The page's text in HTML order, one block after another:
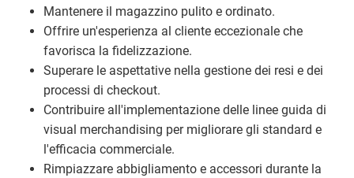
Mantenere il magazzino pulito e ordinato.
Offrire un'esperienza al cliente eccezionale che
favorisca la fidelizzazione.
Superare le aspettative nella gestione dei resi e dei
processi di checkout.
Contribuire all'implementazione delle linee guida di
visual merchandising per migliorare gli standard e
l'efficacia commerciale.
Rimpiazzare abbigliamento e accessori durante la